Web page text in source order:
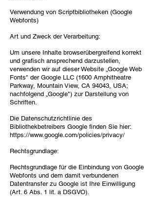
Verwendung von Scriptbibliotheken (Google
Webfonts)
Art und Zweck der Verarbeitung:
Um unsere Inhalte browserübergreifend korrekt
und grafisch ansprechend darzustellen,
verwenden wir auf dieser Website „Google Web
Fonts" der Google LLC (1600 Amphitheatre
Parkway, Mountain View, CA 94043, USA;
nachfolgend „Google") zur Darstellung von
Schriften.
Die Datenschutzrichtlinie des
Bibliothekbetreibers Google finden Sie hier:
https://www.google.com/policies/privacy/
Rechtsgrundlage:
Rechtsgrundlage für die Einbindung von Google
Webfonts und dem damit verbundenen
Datentransfer zu Google ist Ihre Einwilligung
(Art. 6 Abs. 1 lit. a DSGVO).